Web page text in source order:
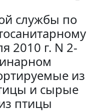
службы по
2010 г. N 2-
из
и сырые
птицы